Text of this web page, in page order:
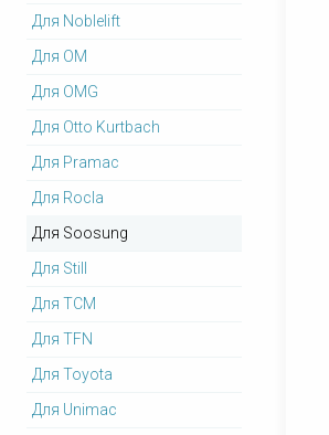
Для Noblelift
Для OM
Для OMG
Для Otto Kurtbach
Для Pramac
Для Rocla
Для Soosung
Для Still
Для TCM
Для TFN
Для Toyota
Для Unimac